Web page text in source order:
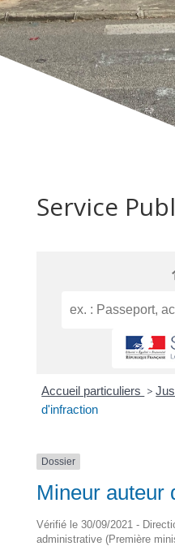
Service
Accueil particuliers >
d'infraction
Dossier
Mineur auteur
Vérifié le 30/09/2021 -
administrative (Première